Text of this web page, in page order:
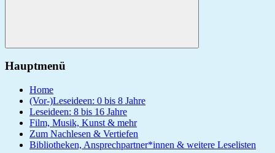
Suchen
Hauptmenü
Home
(Vor-)Leseideen: 0 bis 8 Jahre
Leseideen: 8 bis 16 Jahre
Film, Musik, Kunst & mehr
Zum Nachlesen & Vertiefen
Bibliotheken, Ansprechpartner*innen & weitere Leselisten